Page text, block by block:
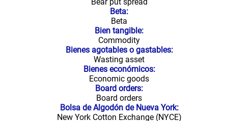
Beta:
Beta
Bien tangible:
Commodity
Bienes agotables o gastables:
Wasting asset
Bienes económicos:
Economic goods
Board orders:
Board orders
Bolsa de Algodón de Nueva York:
New York Cotton Exchange (NYCE)